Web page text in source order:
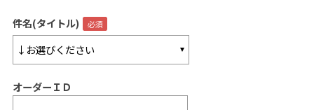
初めての方へ ご利用ガイド
ギフトサービス
件名(タイトル)
オーダーＩＤ